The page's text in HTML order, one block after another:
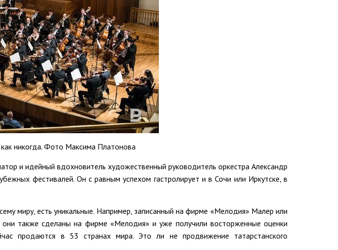
никогда. Фото Максима Платонова
и идейный вдохновитель художественный руководитель оркестра Александр
фестивалей. Он с равным успехом гастролирует и в Сочи или Иркутске, в
миру, есть уникальные. Например, записанный на фирме «Мелодия» Малер или
также сделаны на фирме «Мелодия» и уже получили восторженные оценки
продаются в 53 странах мира. Это ли не продвижение татарстанского